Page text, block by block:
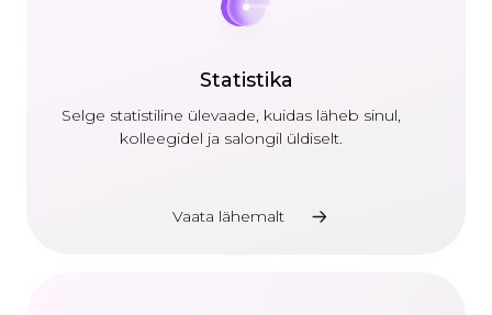
Statistika
Selge statistiline ülevaade, kuidas läheb sinul,
kolleegidel ja salongil üldiselt.
Vaata lähemalt